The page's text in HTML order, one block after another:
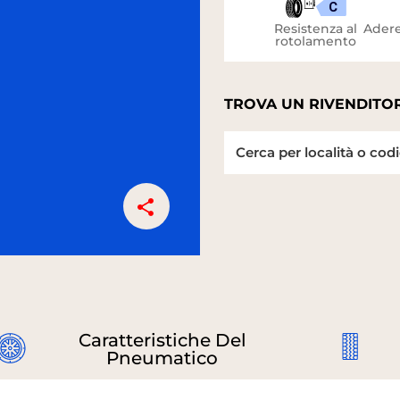
C
Resistenza al
rotolamento
TROVA UN
Caratteristiche Del
Pneumatico